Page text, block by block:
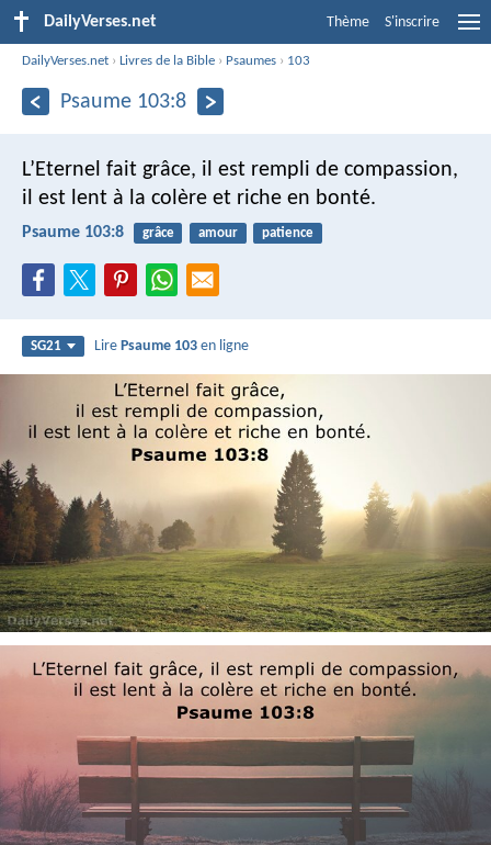
DailyVerses.net Thème S'inscrire
DailyVerses.net ›Livres de la Bible › Psaumes › 103
Psaume 103:8
L’Eternel fait grâce, il est rempli de compassion,
il est lent à la colère et riche en bonté.
Psaume 103:8 grâce amour patience
SG21 LirePsaume 103 en ligne